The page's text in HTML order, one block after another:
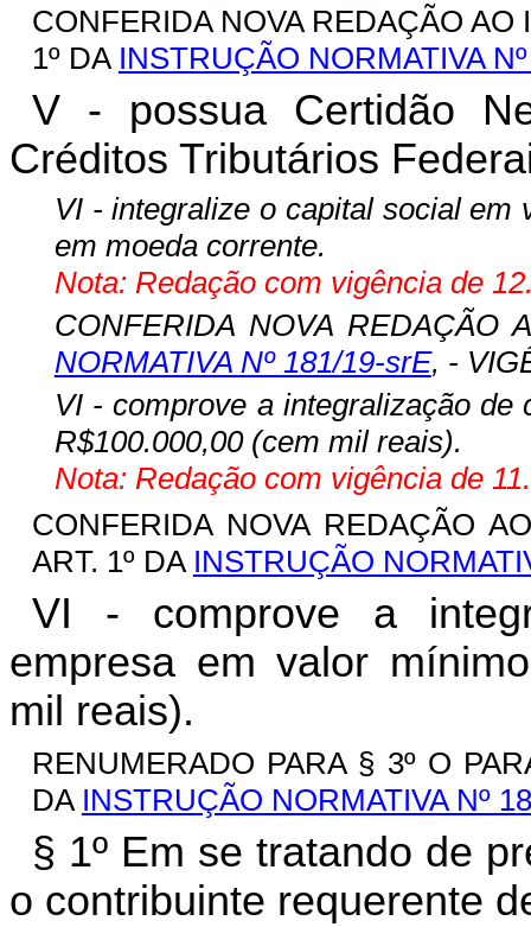
CONFERIDA NOVA REDAÇÃO AO
1º DA INSTRUÇÃO NORMATIVA
V - possua Certidão
Créditos Tributários
VI - integralize o capital social
em moeda corrente.
Nota: Redação com vigência de
CONFERIDA NOVA
NORMATIVA Nº 181/19-srE, -
VI - comprove a integralização
R$100.000,00 (cem mil reais).
Nota: Redação com vigência de
CONFERIDA NOVA REDAÇÃO
ART. 1º DA INSTRUÇÃO
VI - comprove a
empresa em valor
mil reais).
RENUMERADO PARA § 3º O
DA INSTRUÇÃO NORMATIVA Nº
§ 1º Em se tratando de
o contribuinte requerente